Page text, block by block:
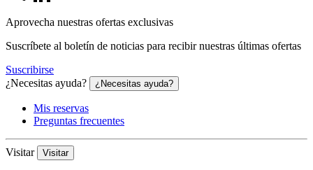
Aprovecha nuestras ofertas exclusivas
Suscríbete al boletín de noticias para recibir nuestras últimas ofertas
Suscribirse
¿Necesitas ayuda?
¿Necesitas ayuda?
Mis reservas
Preguntas frecuentes
Visitar Visitar